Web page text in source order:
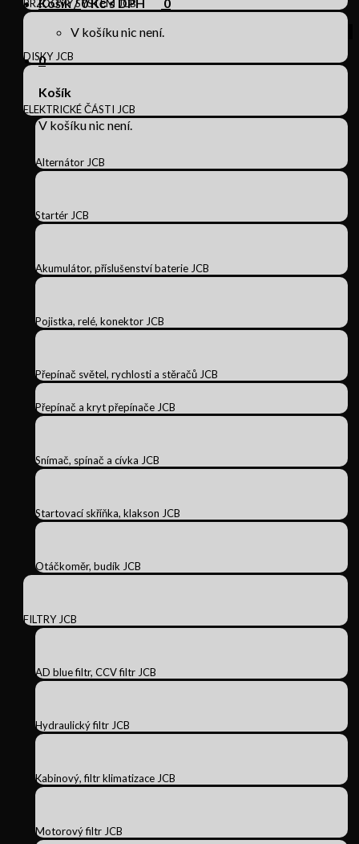
V košíku nic není.
0
Košík
V košíku nic není.
BRZDOVÝ SYSTÉM JCB
DISKY JCB
ELEKTRICKÉ ČÁSTI JCB
Alternátor JCB
Startér JCB
Akumulátor, příslušenství baterie JCB
Pojistka, relé, konektor JCB
Přepínač světel, rychlosti a stěračů JCB
Přepínač a kryt přepínače JCB
Snímač, spínač a cívka JCB
Startovací skříňka, klakson JCB
Otáčkoměr, budík JCB
FILTRY JCB
AD blue filtr, CCV filtr JCB
Hydraulický filtr JCB
Kabinový, filtr klimatizace JCB
Motorový filtr JCB